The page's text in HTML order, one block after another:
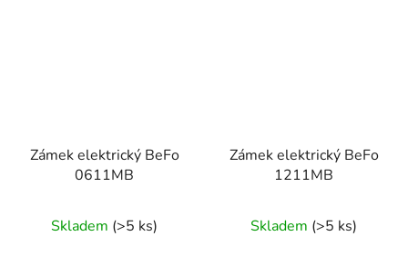
Zámek elektrický BeFo
0611MB
Skladem (>5 ks)
Zámek elektrický BeFo
1211MB
Skladem (>5 ks)